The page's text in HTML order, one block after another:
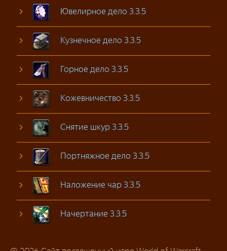
Ювелирное дело 3.3.5
Кузнечное дело 3.3.5
Горное дело 3.3.5
Кожевничество 3.3.5
Снятие шкур 3.3.5
Портняжное дело 3.3.5
Наложение чар 3.3.5
Начертание 3.3.5